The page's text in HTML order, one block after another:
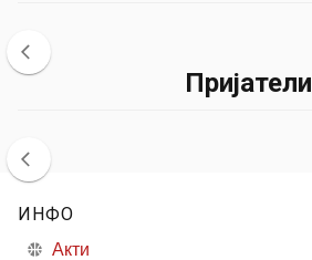
Пријатели
ИНФО
Акти